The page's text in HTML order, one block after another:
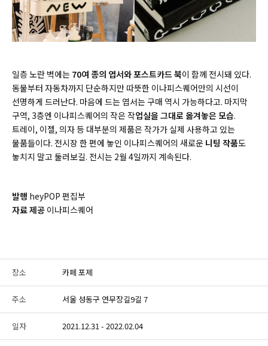
일층 노란 벽에는 70여 종의 엽서와 포스트카드 북이 함께 전시돼 있다.
동물부터 자동차까지 단순하지만 따뜻한 이나피스퀘어만의 시선이
선명하게 드러난다. 마음에 드는 엽서는 구매 역시 가능하다고. 마지막
구역, 3층엔 이나피스퀘어의 작은 작업실을 그대로 옮겨놓은 모습.
트레이, 이젤, 의자 등 대부분의 제품은 작가가 실제 사용하고 있는
물품들이다. 전시장 한 편에 놓인 이나피스퀘어의 새로운 니팅 작품도
놓치지 말고 둘러보길. 전시는 2월 4일까지 계속된다.
발행 heyPOP 편집부
자료 제공 이나피스퀘어
장소 카페 포제
주소 서울 성동구 연무장길9길 7
일자 2021.12.31 - 2022.02.04